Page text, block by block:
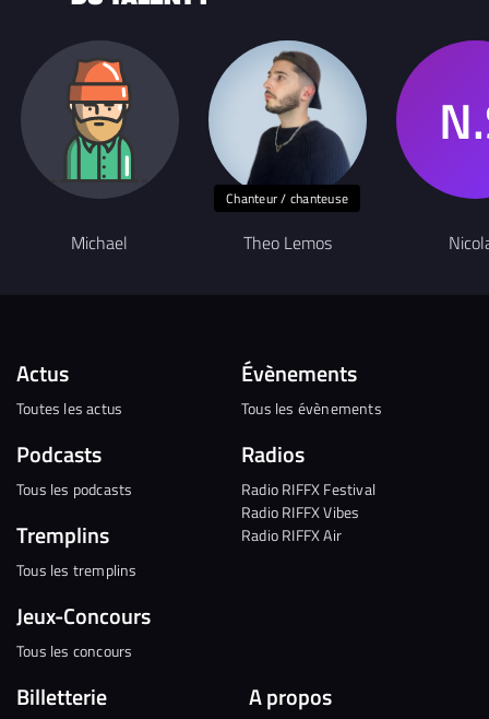
Michael
Chanteur / chanteuse
Theo Lemos
Actus
Toutes les actus
Podcasts
Tous les podcasts
Tremplins
Tous les tremplins
Jeux-Concours
Tous les concours
Évènements
Tous les évènements
Radios
Radio RIFFX Festival
Radio RIFFX Vibes
Radio RIFFX Air
Billetterie A propos